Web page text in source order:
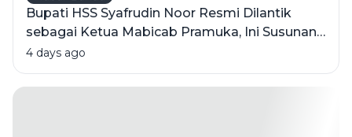
Bupati HSS Syafrudin Noor Resmi Dilantik
sebagai Ketua Mabicab Pramuka, Ini Susunan
Pengurus 2025-2030
4 days ago